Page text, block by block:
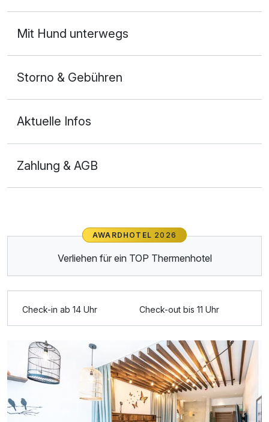
Mit Hund unterwegs
Storno & Gebühren
Aktuelle Infos
Zahlung & AGB
AWARDHOTEL 2026
Verliehen für ein TOP Thermenhotel
Check-in ab 14 Uhr Check-out bis 11 Uhr